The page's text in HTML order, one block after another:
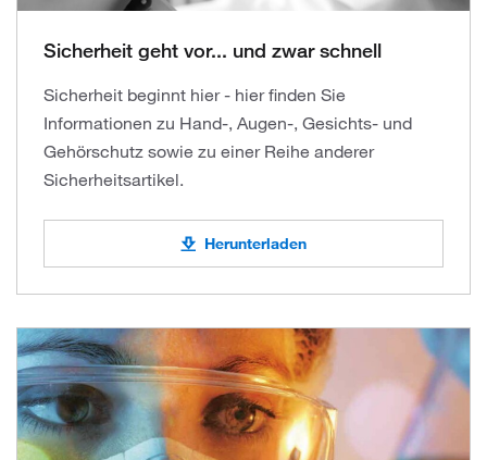
Sicherheit geht vor... und zwar schnell
Sicherheit beginnt hier - hier finden Sie
Informationen zu Hand-, Augen-, Gesichts- und
Gehörschutz sowie zu einer Reihe anderer
Sicherheitsartikel.
Herunterladen